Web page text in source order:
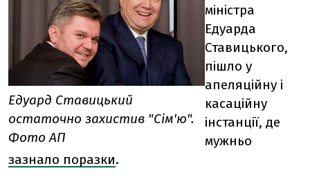
Едуард Ставицький
остаточно захистив "Сім'ю".
Фото АП
міністра
Едуарда
Ставицького,
пішло у
апеляційну і
касаційну
інстанції, де
мужньо
зазнало поразки.